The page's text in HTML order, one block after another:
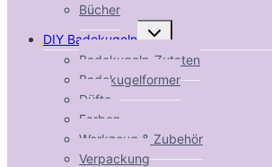
Bücher
DIY Badekugeln
Untermenü
umschalten
Badekugeln-Zutaten
Badekugelformer
Düfte
Farben
Werkzeug & Zubehör
Verpackung